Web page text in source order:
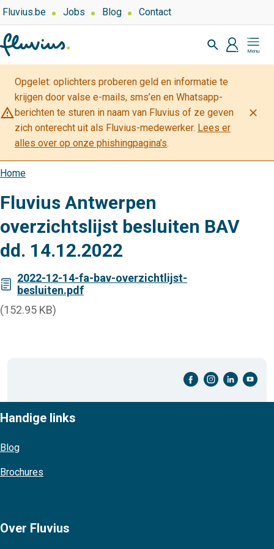
Overslaan
en
naar
de
inhoud
gaan
Top
navigation
Over
Fluvius.be Jobs Blog Contact
Zoeken
profiel
Mijn
Fluvius
warning_amber
Opgelet: oplichters proberen geld en informatie te
krijgen door valse e-mails, sms’en en Whatsapp-
berichten te sturen in naam van Fluvius of ze geven
zich onterecht uit als Fluvius-medewerker. Lees er
alles over op onze phishingpagina’s.
close
Kruimelpad
Home
Fluvius Antwerpen
overzichtslijst besluiten BAV
dd. 14.12.2022
2022-12-14-fa-bav-overzichtlijst-
besluiten.pdf
(152.95 KB)
facebook-cirkel instagram-cirkel linkedin-cirkel youtube-cirkel
Handige links
Blog
Brochures
Over Fluvius